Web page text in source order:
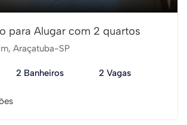
para Alugar com 2 quartos
Araçatuba-SP
2 Banheiros 2 Vagas